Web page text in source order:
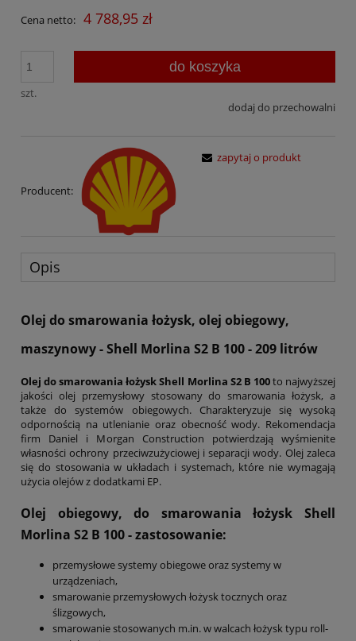
Cena netto: 4 788,95 zł
szt.
do koszyka
dodaj do przechowalni
Producent:
zapytaj o produkt
Opis
Olej do smarowania łożysk, olej obiegowy,
maszynowy - Shell Morlina S2 B 100 - 209 litrów
Olej do smarowania łożysk Shell Morlina S2 B 100to najwyższej
jakości olej przemysłowy stosowany do smarowania łożysk, a
także do systemów obiegowych. Charakteryzuje się wysoką
odpornością na utlenianie oraz obecność wody. Rekomendacja
firm Daniel i Morgan Construction potwierdzają wyśmienite
własności ochrony przeciwzużyciowej i separacji wody. Olej zaleca
się do stosowania w układach i systemach, które nie wymagają
użycia olejów z dodatkami EP.
Olej obiegowy, do smarowania łożysk Shell
Morlina S2 B 100- zastosowanie:
przemysłowe systemy obiegowe oraz systemy w
urządzeniach,
smarowanie przemysłowych łożysk tocznych oraz
ślizgowych,
smarowanie stosowanych m.in. w walcach łożysk typu roll-